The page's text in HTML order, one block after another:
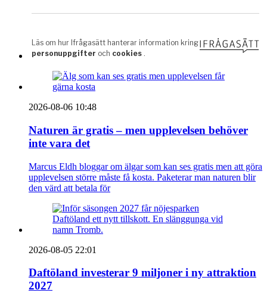
2026-08-06 10:48
Naturen är gratis – men upplevelsen behöver
inte vara det
Marcus Eldh bloggar om älgar som kan ses gratis men att göra
upplevelsen större måste få kosta. Paketerar man naturen blir
den värd att betala för
2026-08-05 22:01
Daftöland investerar 9 miljoner i ny attraktion
2027